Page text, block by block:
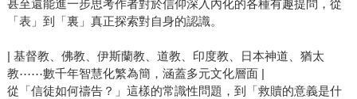
甚至還能進一步思考作者對於信仰深入內化的各種有趣提問，從
「表」到「裏」真正探索對自身的認識。
| 基督教、佛教、伊斯蘭教、道教、印度教、日本神道、猶太
教⋯⋯數千年智慧化繁為簡，涵蓋多元文化層面 |
從「信徒如何禱告？」這樣的常識性問題，到「救贖的意義是什